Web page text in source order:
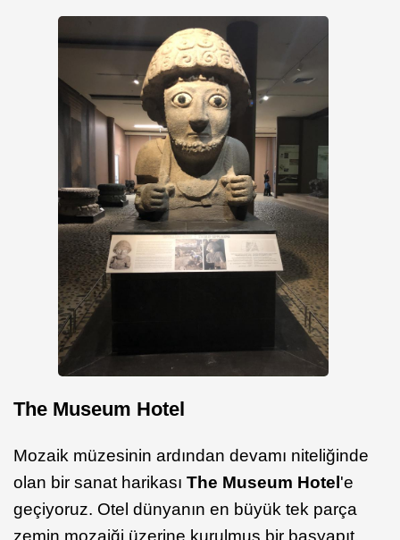
The Museum Hotel
Mozaik müzesinin ardından devamı niteliğinde
olan bir sanat harikası The Museum Hotel 'e
geçiyoruz. Otel dünyanın en büyük tek parça
zemin mozaiği üzerine kurulmuş bir başyapıt.